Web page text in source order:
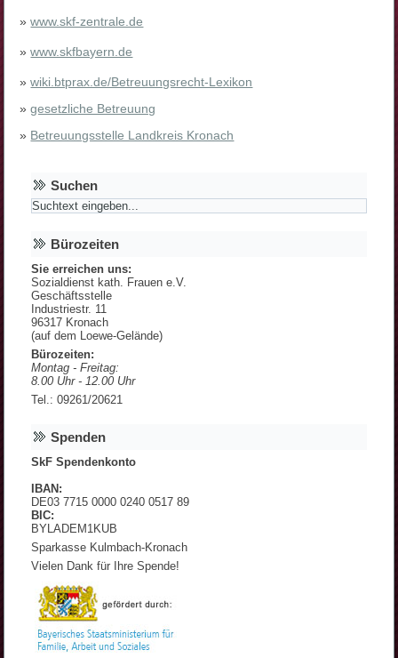
»www.skf-zentrale.de
»www.skfbayern.de
»wiki.btprax.de/Betreuungsrecht-Lexikon
»gesetzliche Betreuung
» Betreuungsstelle Landkreis Kronach
Suchen
Bürozeiten
Sie erreichen uns:
Sozialdienst kath. Frauen e.V.
Geschäftsstelle
Industriestr. 11
96317 Kronach
(auf dem Loewe-Gelände)
Bürozeiten:
Montag - Freitag:
8.00 Uhr - 12.00 Uhr
Tel.: 09261/20621
Spenden
SkF Spendenkonto
IBAN:
DE03 7715 0000 0240 0517 89
BIC:
BYLADEM1KUB
Sparkasse Kulmbach-Kronach
Vielen Dank für Ihre Spende!